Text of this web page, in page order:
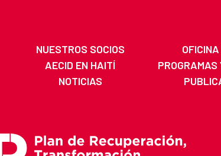
NUESTROS SOCIOS
AECID EN HAITÍ
PROGRAMAS
NOTICIAS